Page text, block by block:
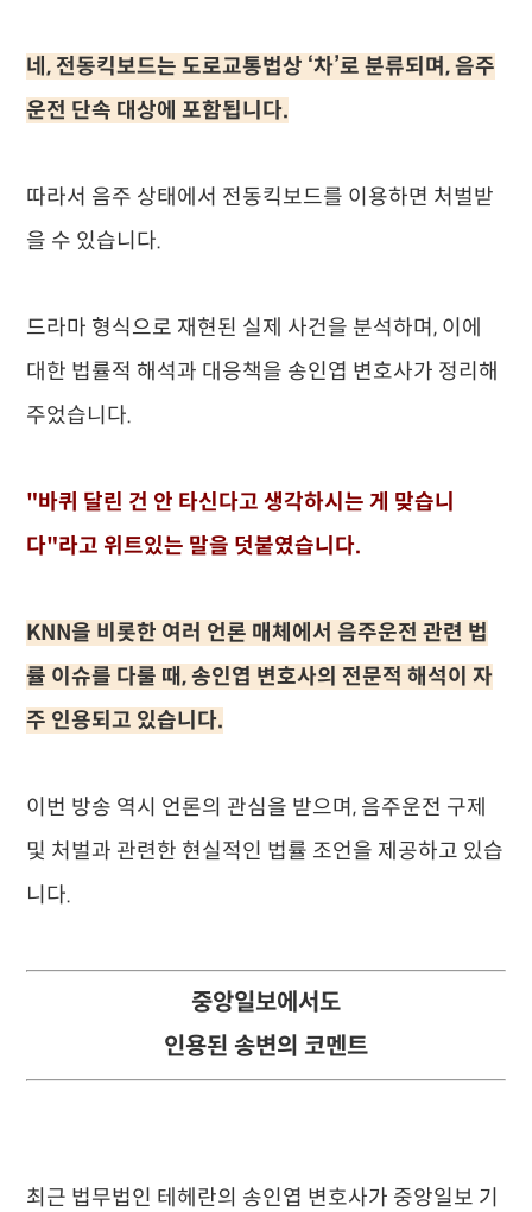
네, 전동킥보드는 도로교통법상 ‘차’로 분류되며, 음주
운전 단속 대상에 포함됩니다.
따라서 음주 상태에서 전동킥보드를 이용하면 처벌받
을 수 있습니다.
드라마 형식으로 재현된 실제 사건을 분석하며, 이에
대한 법률적 해석과 대응책을 송인엽 변호사가 정리해
주었습니다.
"바퀴 달린 건 안 타신다고 생각하시는 게 맞습니
다"라고 위트있는 말을 덧붙였습니다.
KNN을 비롯한 여러 언론 매체에서 음주운전 관련 법
률 이슈를 다룰 때, 송인엽 변호사의 전문적 해석이 자
주 인용되고 있습니다.
이번 방송 역시 언론의 관심을 받으며, 음주운전 구제
및 처벌과 관련한 현실적인 법률 조언을 제공하고 있습
니다.
중앙일보에서도
인용된 송변의 코멘트
최근 법무법인 테헤란의 송인엽 변호사가 중앙일보 기